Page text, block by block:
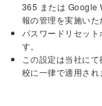
365 または Google
報の管理を実施いた
パスワードリセッ
す。
この設定は当社に
校に一律で適用され